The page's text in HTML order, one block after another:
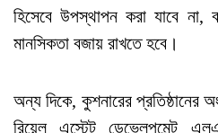
হিসেবে উপস্থাপন করা যাবে না,
মানসিকতা বজায় রাখতে হবে।
অন্য দিকে, কুশনারের প্রতিষ্ঠানের
রিয়েল এস্টেট ডেভেলপমেন্ট